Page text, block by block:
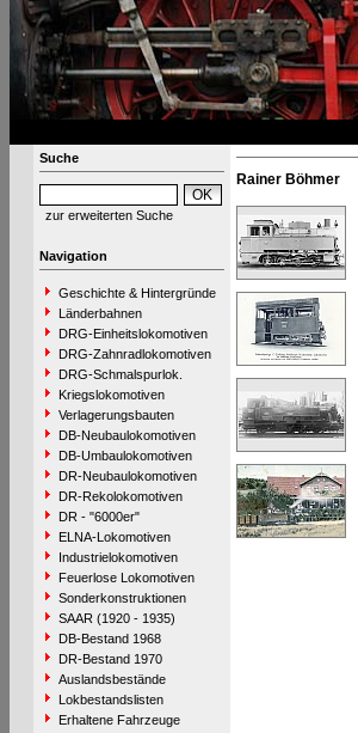
Suche
zur erweiterten Suche
Navigation
Geschichte & Hintergründe
Länderbahnen
DRG-Einheitslokomotiven
DRG-Zahnradlokomotiven
DRG-Schmalspurlok.
Kriegslokomotiven
Verlagerungsbauten
DB-Neubaulokomotiven
DB-Umbaulokomotiven
DR-Neubaulokomotiven
DR-Rekolokomotiven
DR - "6000er"
ELNA-Lokomotiven
Industrielokomotiven
Feuerlose Lokomotiven
Sonderkonstruktionen
SAAR (1920 - 1935)
DB-Bestand 1968
DR-Bestand 1970
Auslandsbestände
Lokbestandslisten
Erhaltene Fahrzeuge
Rainer Böhmer